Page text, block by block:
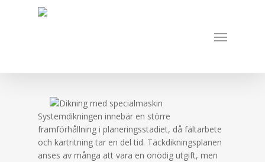
Menu
Systemdikningen innebär en större
framförhållning i planeringsstadiet, då fältarbete
och kartritning tar en del tid. Täckdikningsplanen
anses av många att vara en onödig utgift, men